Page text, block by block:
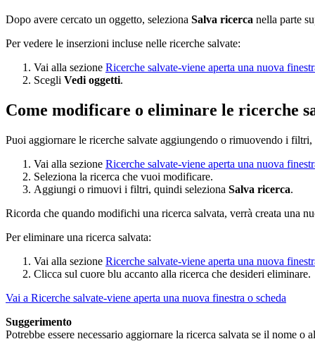
Dopo avere cercato un oggetto, seleziona Salva ricerca nella parte
Per vedere le inserzioni incluse nelle ricerche salvate:
Vai alla sezione Ricerche salvate-viene aperta una nuova
Scegli Vedi oggetti.
Come modificare o eliminare le ricerche
Puoi aggiornare le ricerche salvate aggiungendo o rimuovendo i
Vai alla sezione Ricerche salvate-viene aperta una nuova
Seleziona la ricerca che vuoi modificare.
Aggiungi o rimuovi i filtri, quindi seleziona Salva ricerca.
Ricorda che quando modifichi una ricerca salvata, verrà creata una
Per eliminare una ricerca salvata:
Vai alla sezione Ricerche salvate-viene aperta una nuova
Clicca sul cuore blu accanto alla ricerca che desideri eliminare.
Vai a Ricerche salvate-viene aperta una nuova finestra o scheda
Suggerimento
Potrebbe essere necessario aggiornare la ricerca salvata se il nome